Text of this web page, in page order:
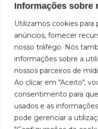
Informações sobre
Utilizamos cookies
anúncios, fornecer
nosso tráfego. Nós
informações sobre a
nossos parceiros de
Ao clicar em "Aceito",
consentimento para
usados e as
pode gerenciar a
brand
in
the
manufacture
of
lubrication
and
supply
equipment
South
Policies
Cookies
Policies
Bozza
Bozza
Service
Centers
Become a
Work